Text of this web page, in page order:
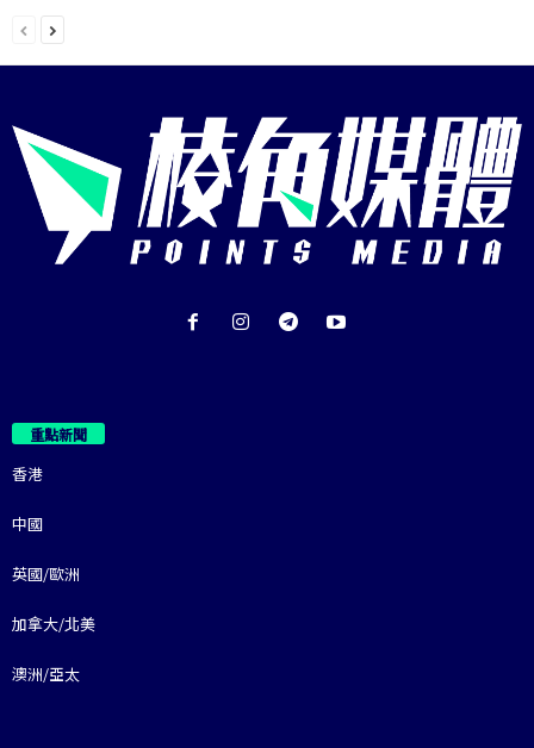
重點新聞
香港
中國
英國/歐洲
加拿大/北美
澳洲/亞太